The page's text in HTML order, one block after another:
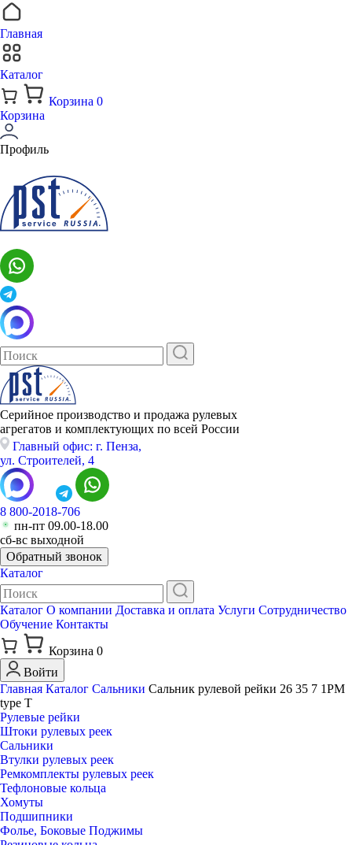
Главная
Каталог
Корзина 0
Корзина
Профиль
Серийное производство и продажа рулевых
агрегатов и комплектующих по всей России
Главный офис: г. Пенза,
ул. Строителей, 4
8 800-2018-706
пн-пт 09.00-18.00
сб-вс выходной
Обратный звонок
Каталог
Каталог О компании Доставка и оплата Услуги Сотрудничество
Обучение Контакты
Корзина 0
Войти
Главная Каталог Сальники Сальник рулевой рейки 26 35 7 1РМ
type T
Рулевые рейки
Штоки рулевых реек
Сальники
Втулки рулевых реек
Ремкомплекты рулевых реек
Тефлоновые кольца
Хомуты
Подшипники
Фолье, Боковые Поджимы